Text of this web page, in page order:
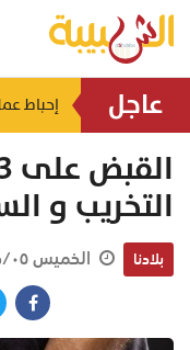
عاجل
التخريب و
بلادنا الخميس ٠٥/ديسمبر/٢٠١٩ ١٦:٠٣ م